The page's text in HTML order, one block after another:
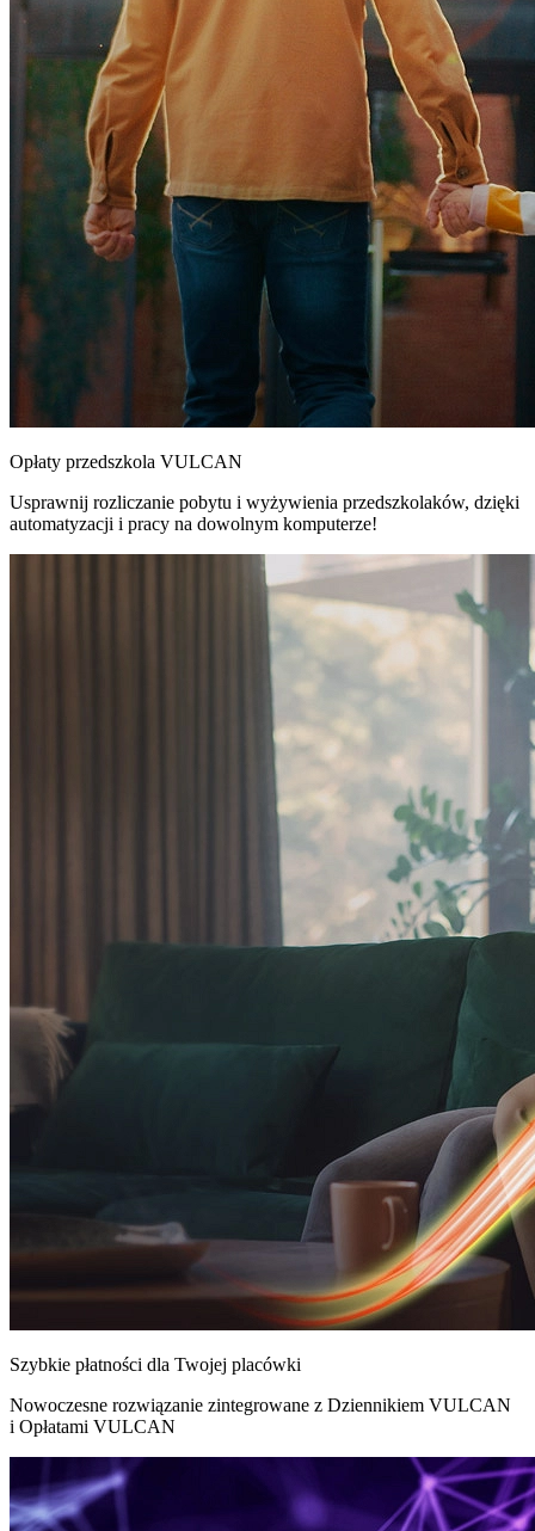
Opłaty przedszkola VULCAN
Usprawnij rozliczanie pobytu i wyżywienia przedszkolaków, dzięki
automatyzacji i pracy na dowolnym komputerze!
Szybkie płatności dla Twojej placówki
Nowoczesne rozwiązanie zintegrowane z Dziennikiem VULCAN
i Opłatami VULCAN